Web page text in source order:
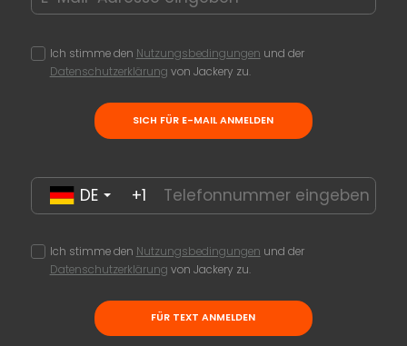
Ich stimme den Nutzungsbedingungen und der
Datenschutzerklärung von Jackery zu.
SICH FÜR E-MAIL ANMELDEN
DE +1
Ich stimme den Nutzungsbedingungen und der
Datenschutzerklärung von Jackery zu.
FÜR TEXT ANMELDEN